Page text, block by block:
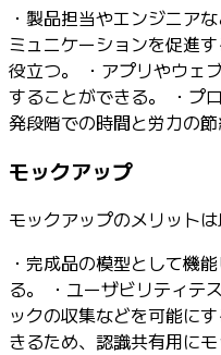
・製品担当やエンジニア
ミュニケーションを促進
役立つ。 ・アプリやウェ
することができる。 ・プ
発段階での時間と労力の節
モックアップ
モックアップのメリットは
・完成品の模型として機
る。 ・ユーザビリティテ
ックの収集などを可能に
きるため、認識共有用に